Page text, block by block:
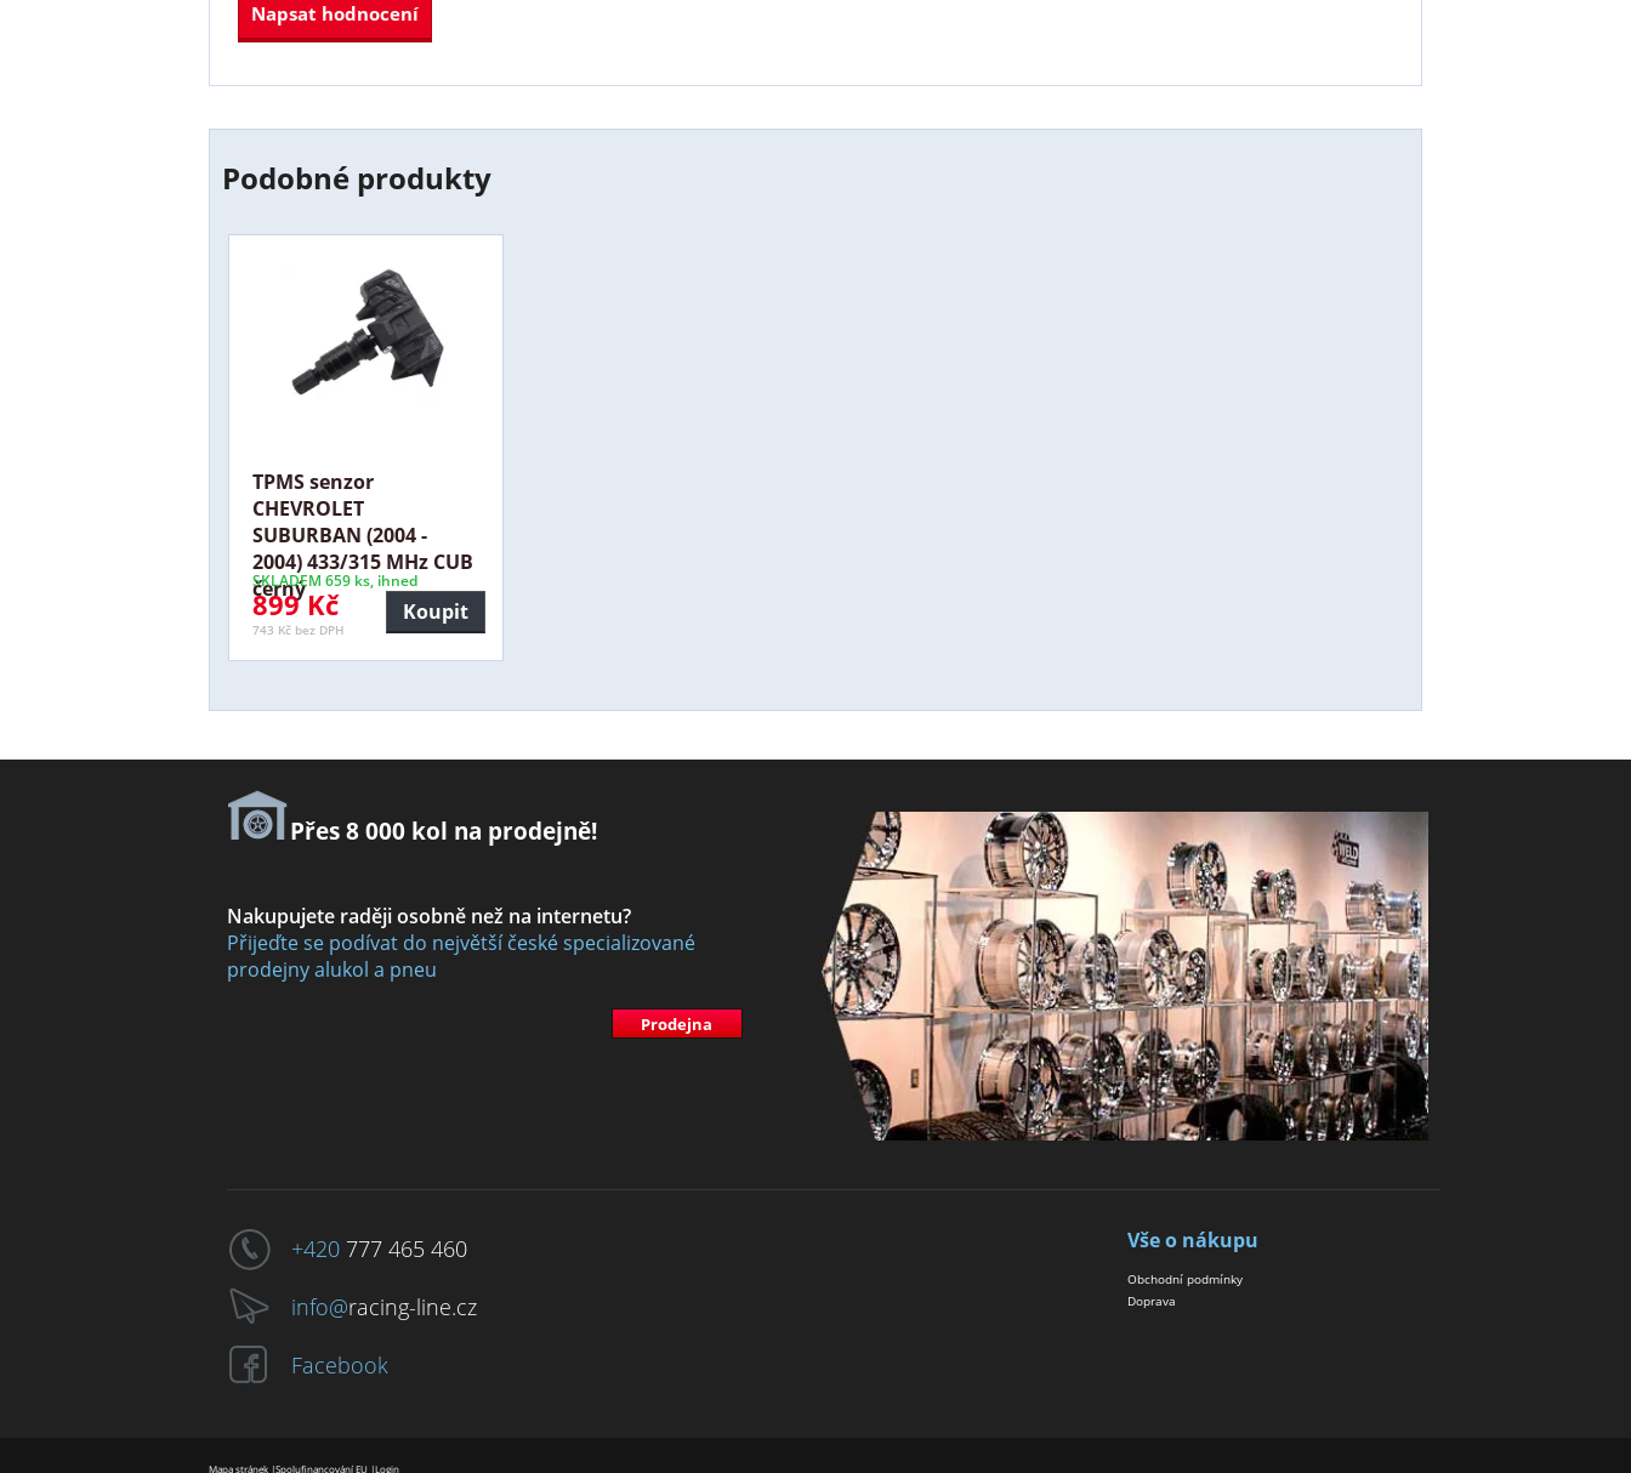
Napsat hodnocení
Podobné produkty
TPMS senzor
CHEVROLET
SUBURBAN (2004 -
2004) 433/315 MHz CUB
černý
SKLADEM 659 ks, ihned
899 Kč
743 Kč bez DPH
Koupit
Přes 8 000 kol na prodejně!
Nakupujete raději osobně než na internetu?
Přijeďte se podívat do největší české specializované
prodejny alukol a pneu
Prodejna
+420 777 465 460
info@racing-line.cz
Facebook
Vše o nákupu
Obchodní podmínky
Doprava
Mapa stránek |Spolufinancování EU |Login